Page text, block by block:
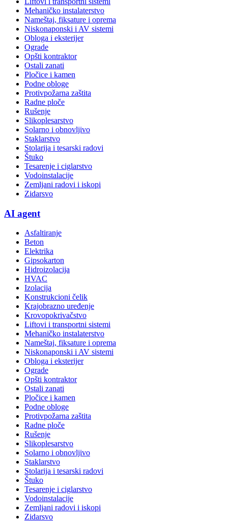
Mehaničko instalaterstvo
Nameštaj, fiksature i oprema
Niskonaponski i AV sistemi
Obloga i eksterijer
Ograde
Opšti kontraktor
Ostali zanati
Pločice i kamen
Podne obloge
Protivpožarna zaštita
Radne ploče
Rušenje
Slikoplesarstvo
Solarno i obnovljivo
Staklarstvo
Stolarija i tesarski radovi
Štuko
Tesarenje i ciglarstvo
Vodoinstalacije
Zemljani radovi i iskopi
Zidarsvo
AI agent
Asfaltiranje
Beton
Elektrika
Gipsokarton
Hidroizolacija
HVAC
Izolacija
Konstrukcioni čelik
Krajobrazno uređenje
Krovopokrivačstvo
Liftovi i transportni sistemi
Mehaničko instalaterstvo
Nameštaj, fiksature i oprema
Niskonaponski i AV sistemi
Obloga i eksterijer
Ograde
Opšti kontraktor
Ostali zanati
Pločice i kamen
Podne obloge
Protivpožarna zaštita
Radne ploče
Rušenje
Slikoplesarstvo
Solarno i obnovljivo
Staklarstvo
Stolarija i tesarski radovi
Štuko
Tesarenje i ciglarstvo
Vodoinstalacije
Zemljani radovi i iskopi
Zidarsvo